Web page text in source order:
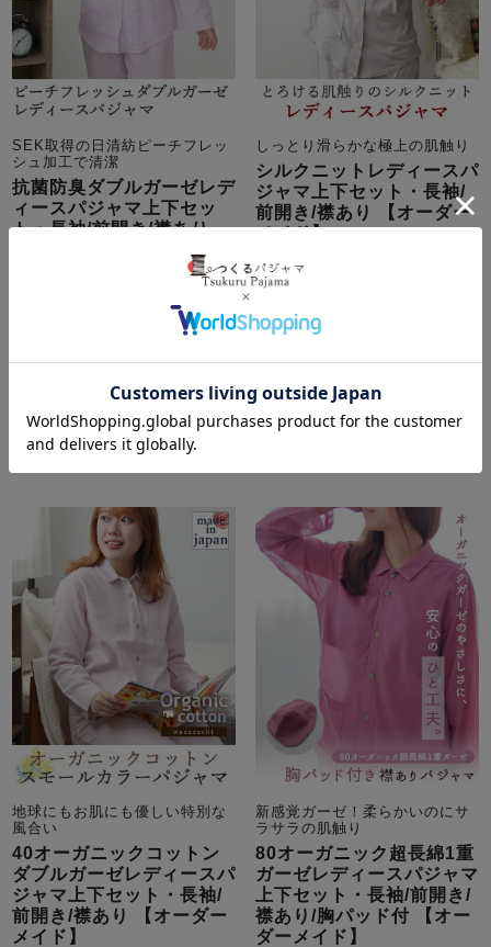
SEK取得の日清紡ピーチフレッ
シュ加工で清潔
抗菌防臭ダブルガーゼレデ
ィースパジャマ上下セッ
ト・長袖/前開き/襟あり
抗菌
詳細を見る
しっとり滑らかな極上の肌触り
シルクニットレディースパ
ジャマ上下セット・長袖/
前開き/襟あり 【オーダー
メイド】
春 秋
35,090
地球にもお肌にも優しい特別な
風合い
40オーガニックコットン
ダブルガーゼレディースパ
ジャマ上下セット・長袖/
前開き/襟あり 【オーダー
メイド】
新感覚ガーゼ！柔らかいのにサ
ラサラの肌触り
80オーガニック超長綿1重
ガーゼレディースパジャマ
上下セット・長袖/前開き/
襟あり/胸パッド付 【オー
ダーメイド】